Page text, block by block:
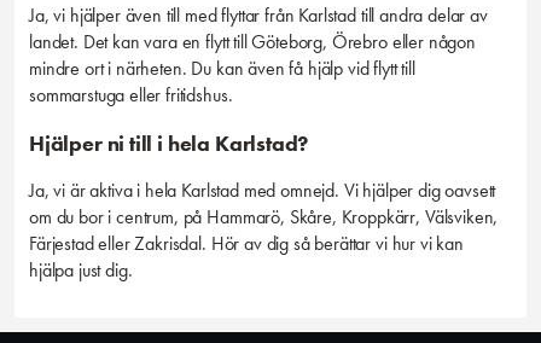
Ja, vi hjälper även till med flyttar från Karlstad till andra delar av
landet. Det kan vara en flytt till Göteborg, Örebro eller någon
mindre ort i närheten. Du kan även få hjälp vid flytt till
sommarstuga eller fritidshus.
Hjälper ni till i hela Karlstad?
Ja, vi är aktiva i hela Karlstad med omnejd. Vi hjälper dig oavsett
om du bor i centrum, på Hammarö, Skåre, Kroppkärr, Välsviken,
Färjestad eller Zakrisdal. Hör av dig så berättar vi hur vi kan
hjälpa just dig.